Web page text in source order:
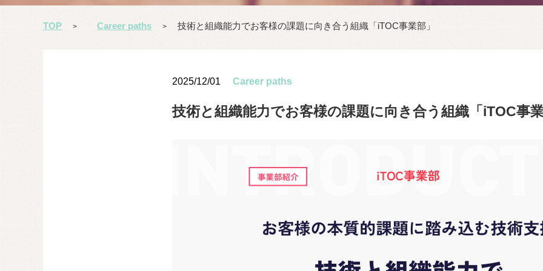
TOP > Career paths > 技術と組織能力でお客様の課題に向き合う組織「iTOC事業部」
2025/12/01 Career paths
技術と組織能力でお客様の課題に向き合う組織「iTOC事